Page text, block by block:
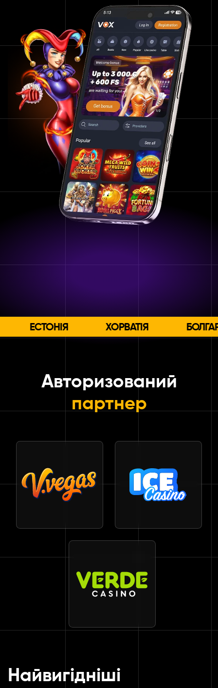
БОЛГАРІЯ
Авторизований
партнер
Найвигідніші